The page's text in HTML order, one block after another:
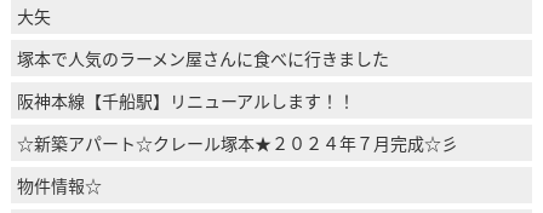
大矢
塚本で人気のラーメン屋さんに食べに行きました
阪神本線【千船駅】リニューアルします！！
☆新築アパート☆クレール塚本★２０２４年７月完成☆彡
物件情報☆